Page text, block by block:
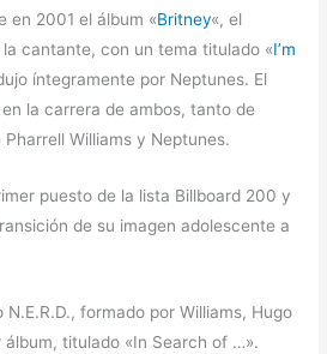
en 2001 el álbum «Britney«, el
cantante, con un tema titulado «I’m
íntegramente por Neptunes. El
la carrera de ambos, tanto de
Williams y Neptunes.
puesto de la lista Billboard 200 y
de su imagen adolescente a
N.E.R.D., formado por Williams, Hugo
titulado «In Search of …».